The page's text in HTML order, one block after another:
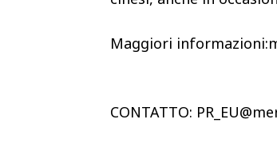
Maggiori
CONTATTO: